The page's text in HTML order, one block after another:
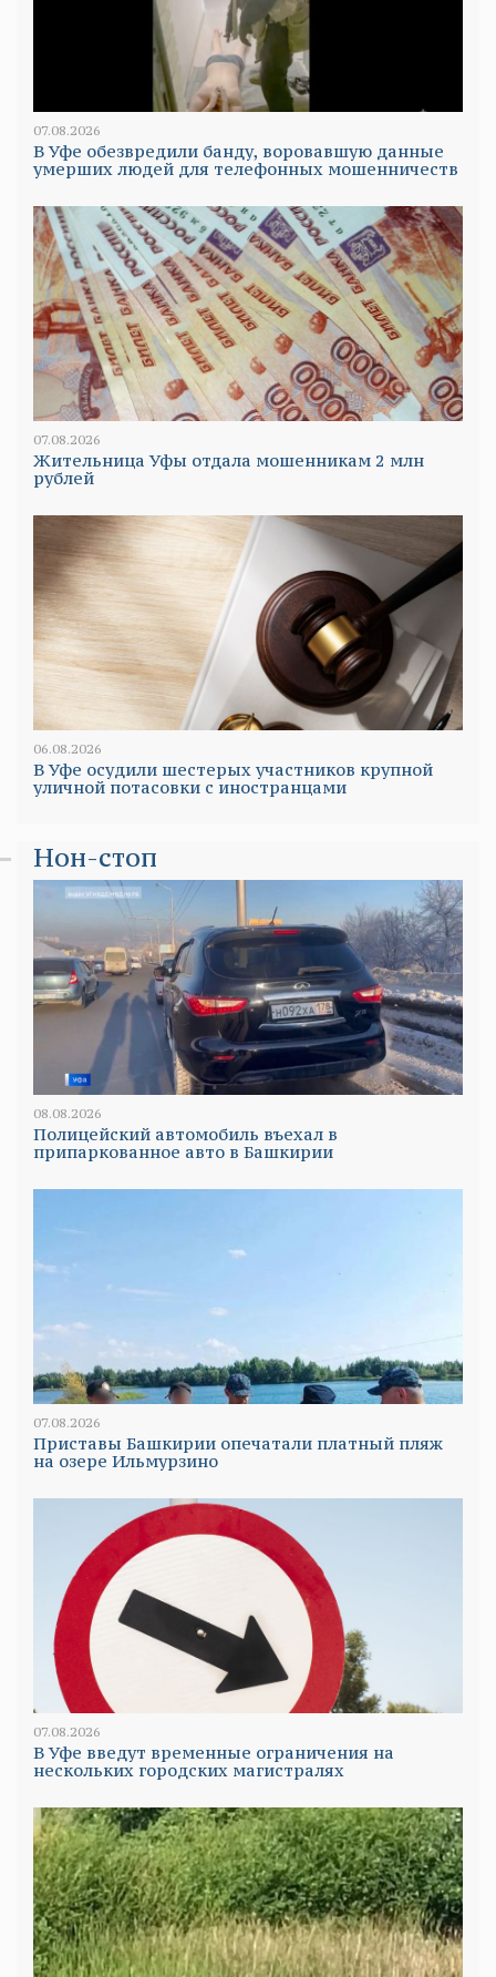
07.08.2026
В Уфе обезвредили банду, воровавшую данные
умерших людей для телефонных мошенничеств
07.08.2026
Жительница Уфы отдала мошенникам 2 млн
рублей
06.08.2026
В Уфе осудили шестерых участников крупной
уличной потасовки с иностранцами
Нон-стоп
08.08.2026
Полицейский автомобиль въехал в
припаркованное авто в Башкирии
07.08.2026
Приставы Башкирии опечатали платный пляж
на озере Ильмурзино
07.08.2026
В Уфе введут временные ограничения на
нескольких городских магистралях